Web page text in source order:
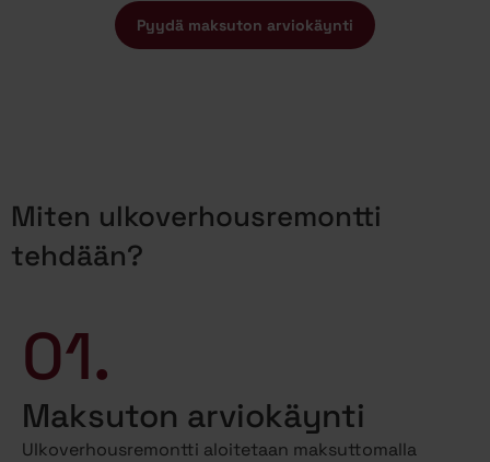
Pyydä maksuton arviokäynti
Miten ulkoverhousremontti
tehdään?
01.
Maksuton arviokäynti
Ulkoverhousremontti aloitetaan maksuttomalla